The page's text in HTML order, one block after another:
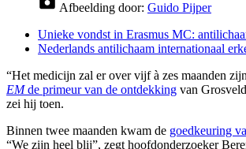
Afbeelding door: Guido Pijper
Unieke vondst in Erasmus MC:
Nederlands antilichaam internationaal
“Het medicijn zal er over vijf à zes maanden
EMde primeur van de ontdekking van
zei hij toen.
Binnen twee maanden kwam de goedkeuring
“We zijn heel blij”, zegt hoofdonderzoeker